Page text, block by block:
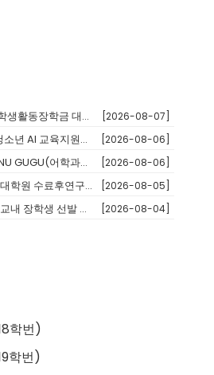
2026학년도 제1학기 학생활동장학금 대상자 추천 [2026-08-07]
2026학년도 대학생 청소년 AI 교육지원사업 장학생 [2026-08-06]
2026학년도 2학기 CNU GUGU(어학과정 및 단기연수)프로그램 참가... [2026-08-06]
2026학년도 제2학기 대학원 수료후연구생 등록 안내 [2026-08-05]
2026학년도 제2학기 교내 장학생 선발 안내 [2026-08-04]
학번)
학번)